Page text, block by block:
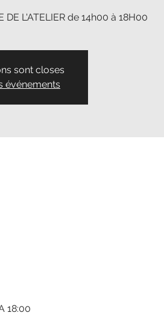
DE L'ATELIER de 14h00 à 18H00
sont closes
événements
18:00